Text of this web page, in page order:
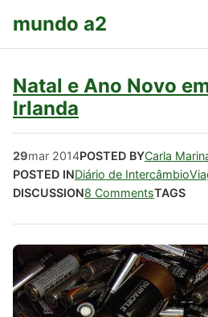
mundo a2
Natal e Ano Novo
Irlanda
29mar 2014POSTED BYCarla
POSTED INDiário de Intercâmbio
DISCUSSION8 CommentsTAGS